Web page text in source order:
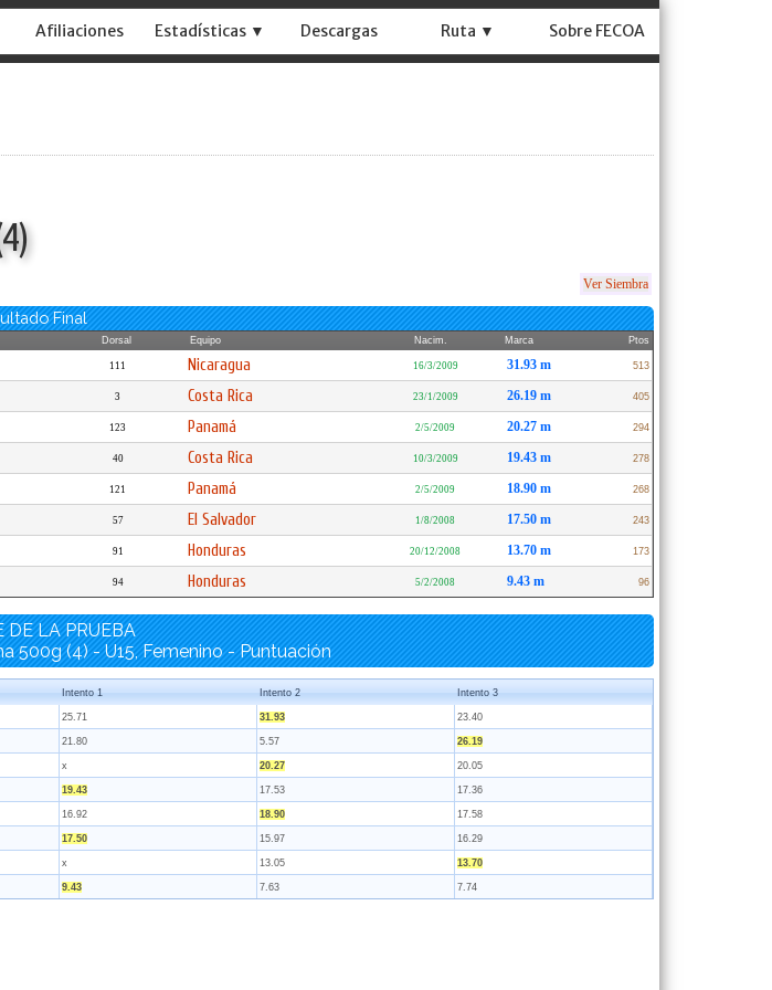
Afiliaciones Estadísticas ▼ Descargas Ruta ▼ Sobre FECOA
Ver Siembra
Final
Dorsal Equipo Nacim. Marca Ptos
111 Nicaragua 16/3/2009 31.93 m 513
3 Costa Rica 23/1/2009 26.19 m 405
123 Panamá 2/5/2009 20.27 m 294
40 Costa Rica 10/3/2009 19.43 m 278
121 Panamá 2/5/2009 18.90 m 268
57 El Salvador 1/8/2008 17.50 m 243
91 Honduras 20/12/2008 13.70 m 173
94 Honduras 5/2/2008 9.43 m 96
DE LA PRUEBA
500g (4) - U15, Femenino - Puntuación
Intento 1 Intento 2 Intento 3
25.71 31.93 23.40
21.80 5.57 26.19
x 20.27 20.05
19.43 17.53 17.36
16.92 18.90 17.58
17.50 15.97 16.29
x 13.05 13.70
9.43 7.63 7.74